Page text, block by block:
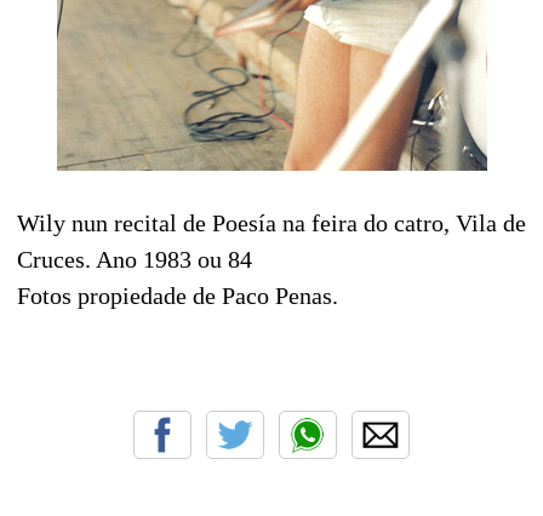
Wily nun recital de Poesía na feira do catro, Vila de
Cruces. Ano 1983 ou 84
Fotos propiedade de Paco Penas.